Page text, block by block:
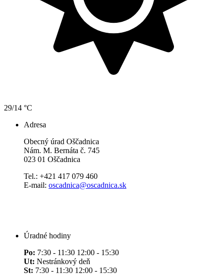
29/14 °C
Adresa
Obecný úrad Oščadnica
Nám. M. Bernáta č. 745
023 01 Oščadnica
Tel.: +421 417 079 460
E-mail: oscadnica@oscadnica.sk
Úradné hodiny
Po: 7:30 - 11:30 12:00 - 15:30
Ut: Nestránkový deň
St: 7:30 - 11:30 12:00 - 15:30